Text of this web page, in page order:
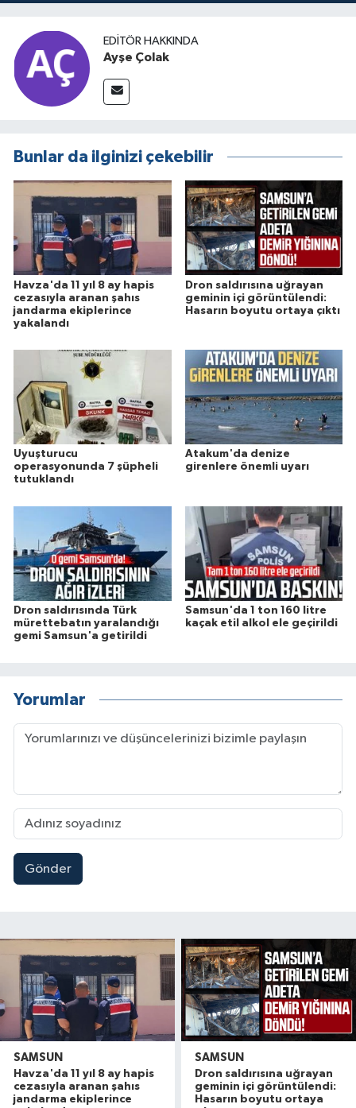
EDITÖR HAKKINDA
Ayşe Çolak
Bunlar da ilginizi çekebilir
Havza'da 11 yıl 8 ay hapis
cezasıyla aranan şahıs
jandarma ekiplerince
yakalandı
Dron saldırısına uğrayan
geminin içi görüntülendi:
Hasarın boyutu ortaya çıktı
Uyuşturucu
operasyonunda 7 şüpheli
tutuklandı
Atakum'da denize
girenlere önemli uyarı
Dron saldırısında Türk
mürettebatın yaralandığı
gemi Samsun'a getirildi
Samsun'da 1 ton 160 litre
kaçak etil alkol ele geçirildi
Yorumlar
Gönder
SAMSUN
Havza'da 11 yıl 8 ay hapis
cezasıyla aranan şahıs
jandarma ekiplerince
SAMSUN
Dron saldırısına uğrayan
geminin içi görüntülendi:
Hasarın boyutu ortaya